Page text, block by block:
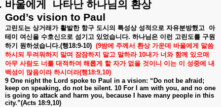
바울에게 나타난 하나님의 환상
God’s vision to Paul
고린도는 상거래가 활발한 항구 도시의 특성상 성적으로 자유분방했고 아
테미
여신을 수호신으로 섬기고 있었습니다. 하나님은 이런 고린도를 구원
하기
원하셨습니다.(행18:9-10) (9밤에 주께서 환상 가운데 바울에게 말씀
하시되 두려워하지 말며 잠잠하지 말고 말하라10내가 너와 함께 있으매
아무 사람도 너를 대적하여 해롭게 할 자가 없을 것이니 이는 이 성중에 내
백성이
많음이라 하시더라(행18:9,10)
9 One night the Lord spoke to Paul in a vision: “Do not be afraid;
keep on speaking, do not be silent. 10 For I am with you, and no one
is going to attack and harm you, because I have many people in this
city.”(Acts 18:9,10)